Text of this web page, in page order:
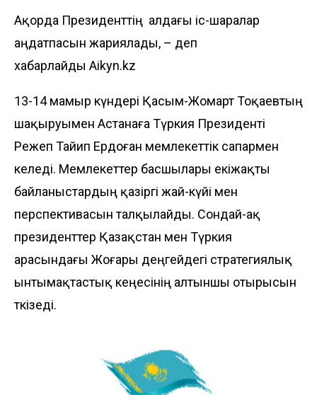
Ақорда Президенттің алдағы іс-шаралар
аңдатпасын жариялады, – деп
хабарлайды Aikyn.kz
13-14 мамыр күндері Қасым-Жомарт Тоқаевтың
шақыруымен Астанаға Түркия Президенті
Режеп Тайип Ердоған мемлекеттік сапармен
келеді. Мемлекеттер басшылары екіжақты
байланыстардың қазіргі жай-күйі мен
перспективасын талқылайды. Сондай-ақ
президенттер Қазақстан мен Түркия
арасындағы Жоғары деңгейдегі стратегиялық
ынтымақтастық кеңесінің алтыншы отырысын
өткізеді.